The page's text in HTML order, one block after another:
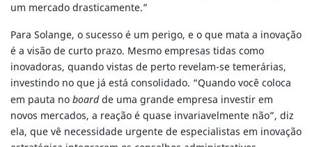
um mercado drasticamente.”
Para Solange, o sucesso é um perigo, e o que mata a inovação
é a visão de curto prazo. Mesmo empresas tidas como
inovadoras, quando vistas de perto revelam-se temerárias,
investindo no que já está consolidado. “Quando você coloca
em pauta no boardde uma grande empresa investir em
novos mercados, a reação é quase invariavelmente não”, diz
ela, que vê necessidade urgente de especialistas em inovação